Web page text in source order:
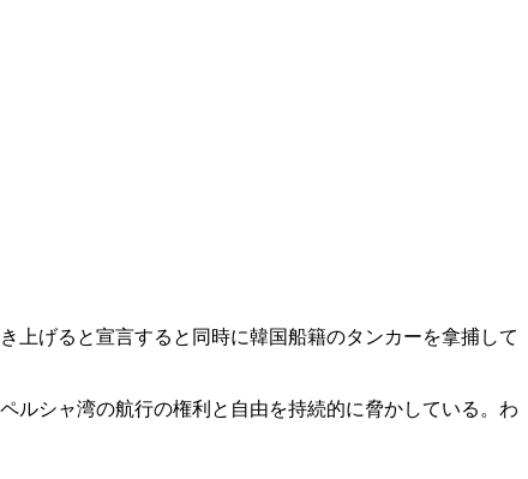
上げると宣言すると同時に韓国船籍のタンカーを拿捕して
ルシャ湾の航行の権利と自由を持続的に脅かしている。わ